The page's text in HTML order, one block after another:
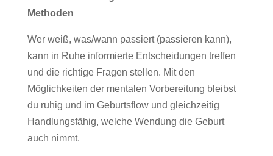
Methoden
Wer weiß, was/wann passiert (passieren kann),
kann in Ruhe informierte Entscheidungen treffen
und die richtige Fragen stellen. Mit den
Möglichkeiten der mentalen Vorbereitung bleibst
du ruhig und im Geburtsflow und gleichzeitig
Handlungsfähig, welche Wendung die Geburt
auch nimmt.